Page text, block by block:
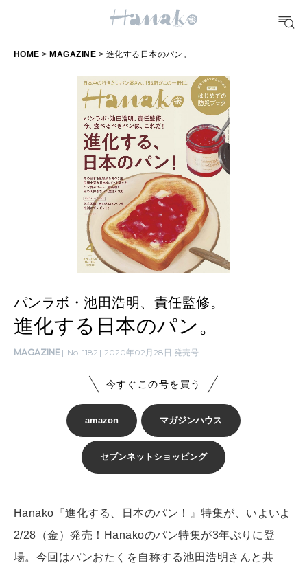
[12星座別] Weekly Holoscope
[12星座別] Monthly Love Holoscope
女神まり愛のタロットメッセージ
算命学がわかる今月のあなた
HEALTH
自分にやさしく
LEARN
知る、考える
MAMA
ママもいろいろ
SUSTAINABLE
わたしができること
CULTURE
自分を耕す
いい人生って？
MAGAZINE
2026年9月号「北海道 おいしく遊ぶ、夏のご褒美旅。」
HOME > MAGAZINE > 進化する日本のパン。
パンラボ・池田浩明、責任監修。
進化する日本のパン。
MAGAZINE No. 1182 2020年02月28日 発売号
今すぐこの号を買う
amazon マガジンハウス
セブンネットショッピング
Hanako『進化する、日本のパン！』特集が、いよいよ
2/28（金）発売！Hanakoのパン特集が3年ぶりに登
場。今回はパンおたくを自称する池田浩明さんと共